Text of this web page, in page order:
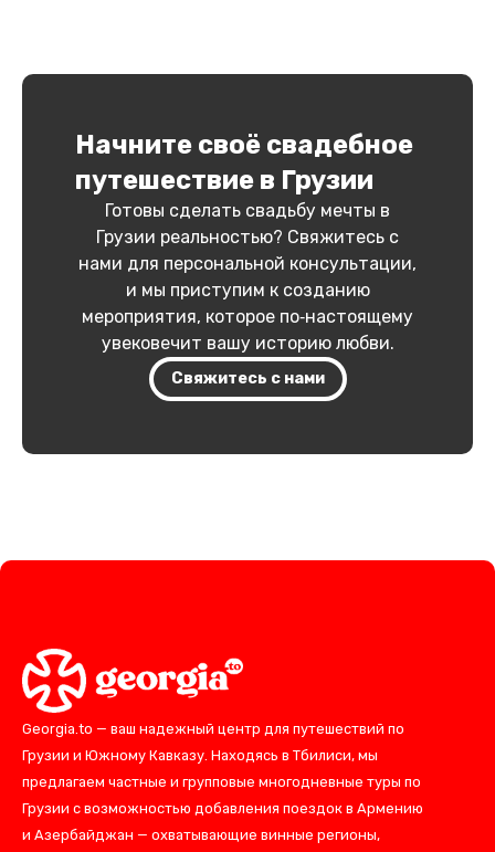
Начните своё свадебное
путешествие в Грузии
Готовы сделать свадьбу мечты в
Грузии реальностью? Свяжитесь с
нами для персональной консультации,
и мы приступим к созданию
мероприятия, которое по‑настоящему
увековечит вашу историю любви.
Свяжитесь с нами
Georgia.to — ваш надежный центр для путешествий по
Грузии и Южному Кавказу. Находясь в Тбилиси, мы
предлагаем частные и групповые многодневные туры по
Грузии с возможностью добавления поездок в Армению
и Азербайджан — охватывающие винные регионы,